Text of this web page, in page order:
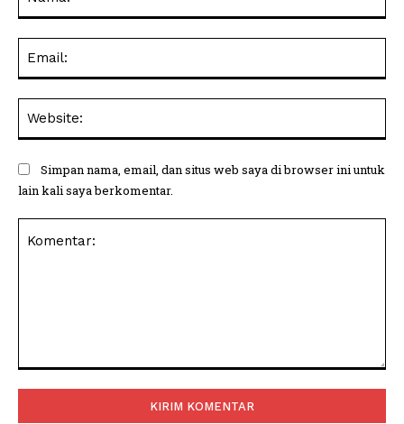
Simpan nama, email, dan situs web saya di browser ini untuk
lain kali saya berkomentar.